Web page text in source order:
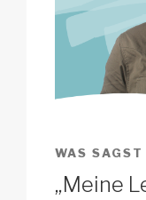
WAS SAGST
„Meine